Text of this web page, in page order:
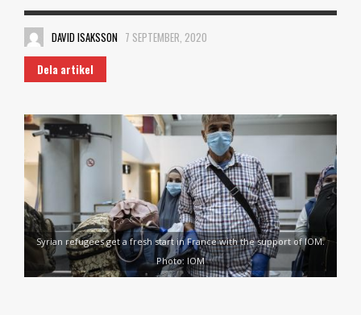
DAVID ISAKSSON 7 SEPTEMBER, 2020
Dela artikel
Syrian refugees get a fresh start in France with the support of IOM.
Photo: IOM